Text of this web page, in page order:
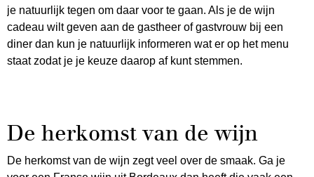
je natuurlijk tegen om daar voor te gaan. Als je de wijn
cadeau wilt geven aan de gastheer of gastvrouw bij een
diner dan kun je natuurlijk informeren wat er op het menu
staat zodat je je keuze daarop af kunt stemmen.
De herkomst van de wijn
De herkomst van de wijn zegt veel over de smaak. Ga je